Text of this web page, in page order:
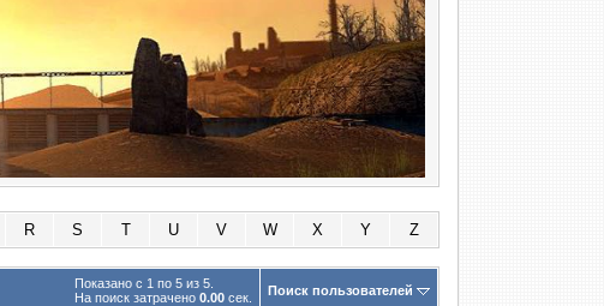
R S T U V W X Y Z
Показано с 1 по 5 из 5.
На поиск затрачено 0.00 сек. Поиск пользователей